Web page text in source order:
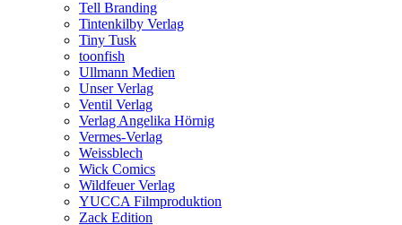
Tell Branding
Tintenkilby Verlag
Tiny Tusk
toonfish
Ullmann Medien
Unser Verlag
Ventil Verlag
Verlag Angelika Hörnig
Vermes-Verlag
Weissblech
Wick Comics
Wildfeuer Verlag
YUCCA Filmproduktion
Zack Edition